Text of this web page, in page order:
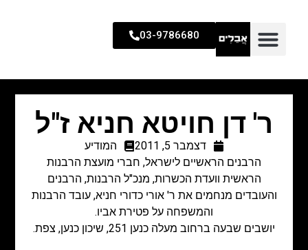
03-9786680
ר' דן חויטא חניא ז"ל
דצמבר 5, 2011
המודיע
הרבנים הראשיים לישראל, חברי מועצת הרבנות
הראשית וועדת הכשרות, מנכ"ל הרבנות, הרבנים
והעובדים מנחמים את ר' אורי כדורי חניא, עובד הרבנות
והמשפחה על פטירת אביו.
יושבים שבעה ברחוב מעלה כנען 251, שיכון כנען, צפת.